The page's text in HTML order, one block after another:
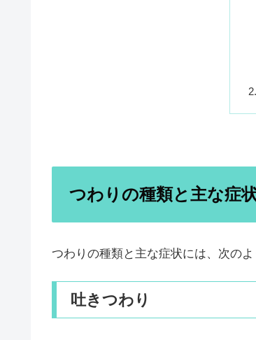
つわりの種類と主な症
つわりの種類と主な症状には、次のよ
吐きつわり